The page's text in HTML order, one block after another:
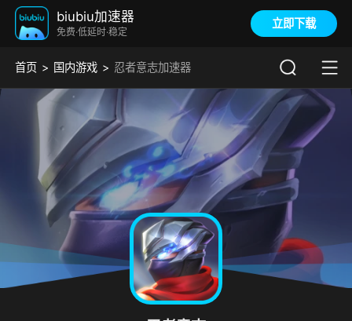
biubiu加速器
免费·低延时·稳定
立即下载
首页 国内游戏 忍者意志加速器